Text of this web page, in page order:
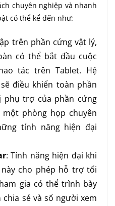
chuyên nghiệp và nhanh
có thể kể đến như:
trên phần cứng vật lý,
có thể bắt đầu cuộc
tác trên Tablet. Hệ
điều khiển toàn phần
phụ trợ của phần cứng
phòng họp chuyên
tính năng hiện đại
: Tính năng hiện đại khi
cho phép hỗ trợ tối
gia có thể trình bày
sẻ và số người xem